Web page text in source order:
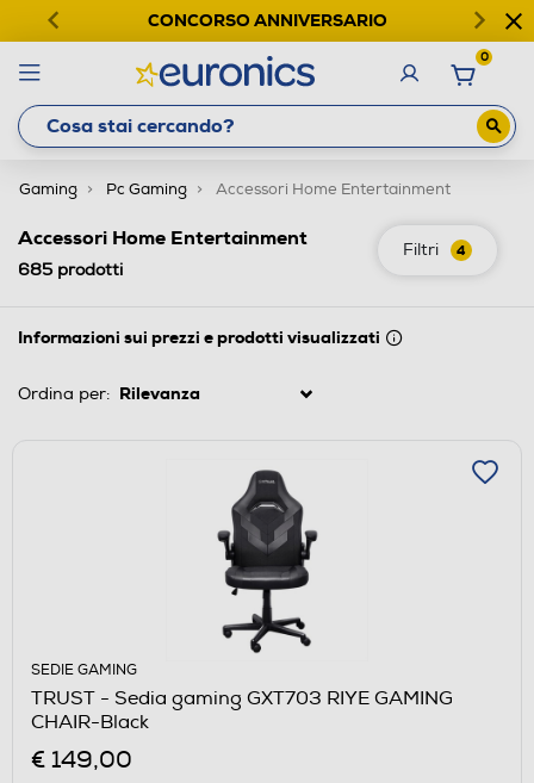
CONCORSO ANNIVERSARIO
0
Gaming Pc Gaming Accessori Home Entertainment
Filtri 4
Accessori Home Entertainment
685 prodotti
Informazioni sui prezzi e prodotti visualizzati
Ordina per:
SEDIE GAMING
TRUST - Sedia gaming GXT703 RIYE GAMING
CHAIR-Black
€ 149,00